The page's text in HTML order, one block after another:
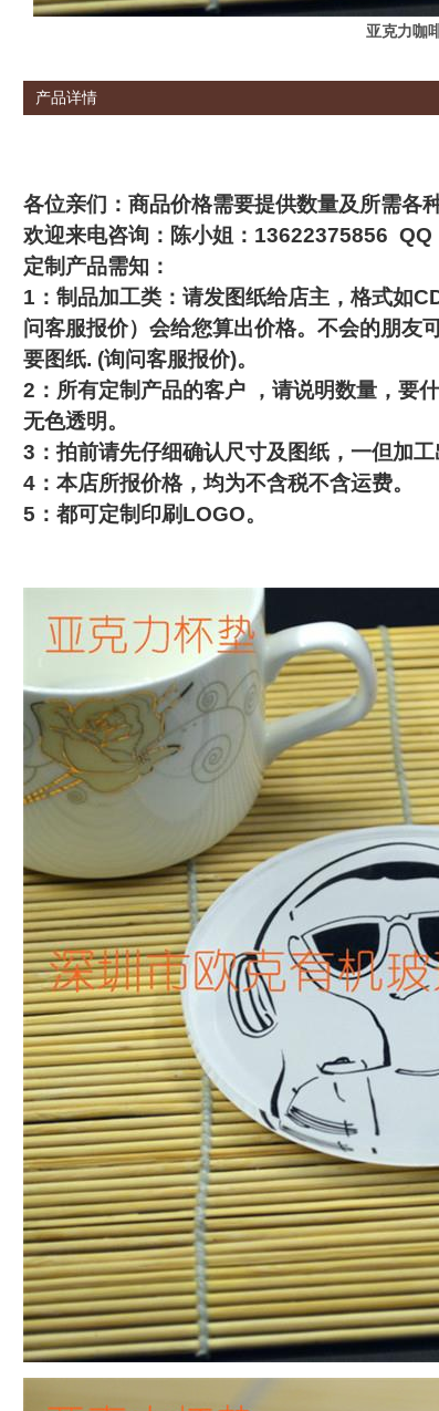
亚克力咖
产品详情
各位亲们：商品价格需要提供数量及所需各
欢迎来电咨询：陈小姐：13622375856
定制产品需知：
1：制品加工类：请发图纸给店主，格式如
问客服报价）会给您算出价格。不会的朋友
要图纸. (询问客服报价)。
2：所有定制产品的客户 ，请说明数量，要
无色透明。
3：拍前请先仔细确认尺寸及图纸，一但加工
4：本店所报价格，均为不含税不含运费。
5：都可定制印刷LOGO。